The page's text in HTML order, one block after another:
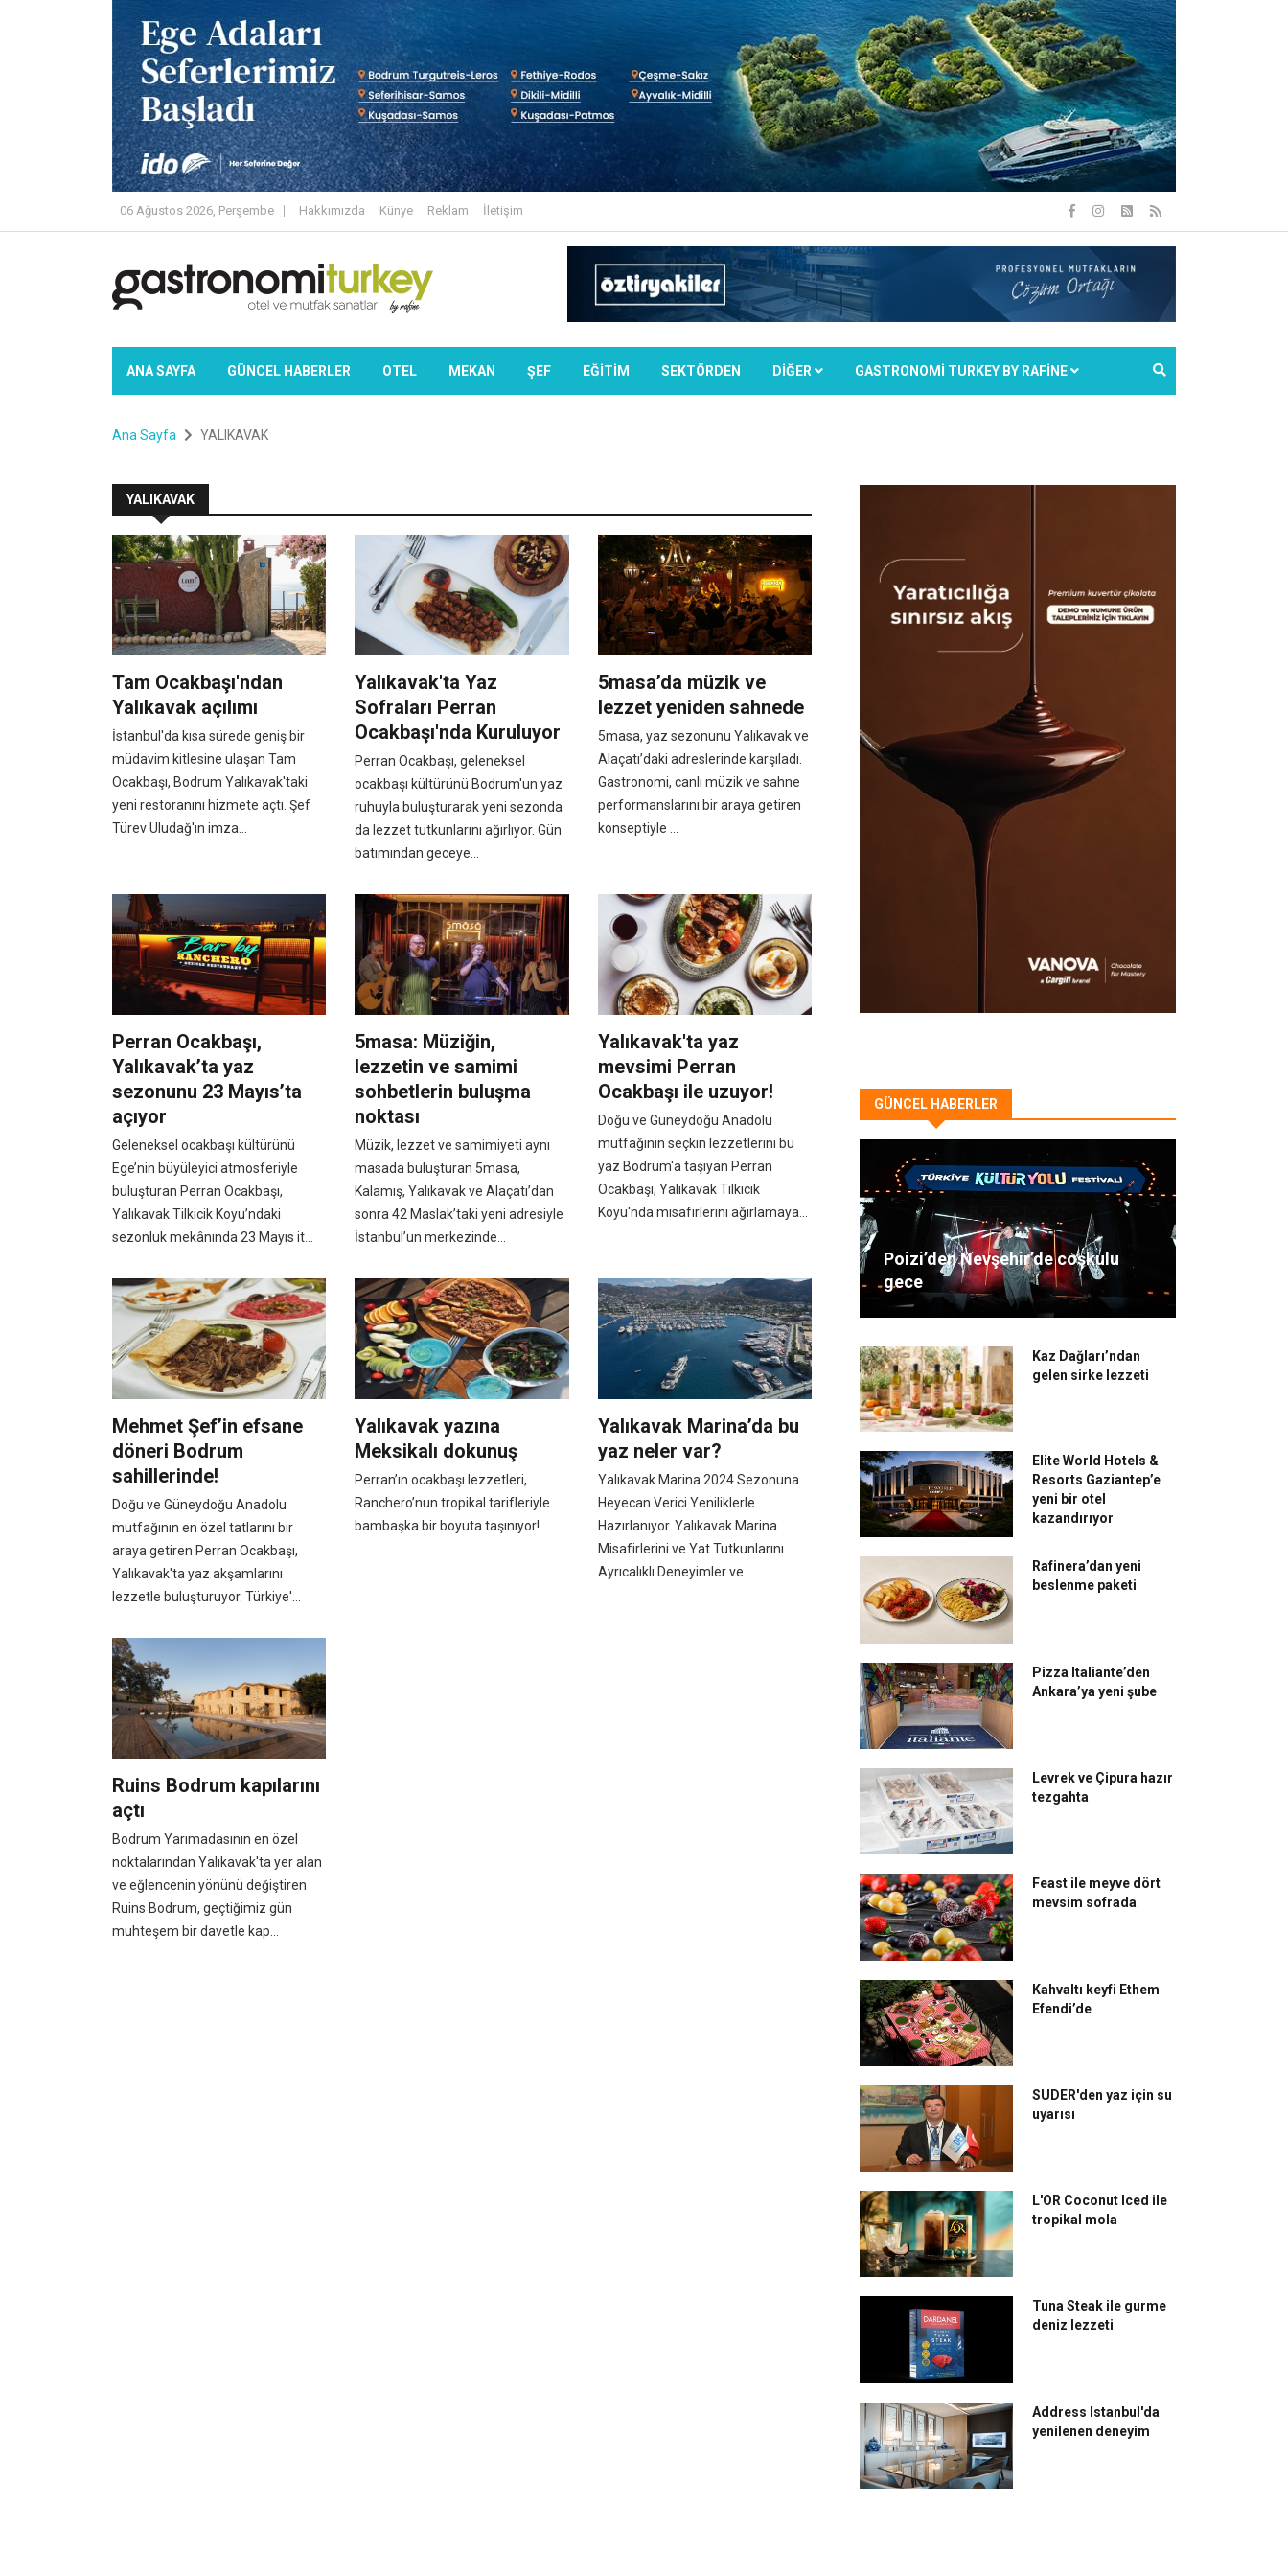
06 Ağustos 2026, Perşembe Hakkımızda Künye Reklam İletişim
ANA SAYFA GÜNCEL HABERLER OTEL MEKAN ŞEF EĞİTİM SEKTÖRDEN DIĞER GASTRONOMİ TURKEY BY RAFİNE
Ana Sayfa YALIKAVAK
YALIKAVAK
Tam Ocakbaşı'ndan
Yalıkavak açılımı
İstanbul'da kısa sürede geniş bir
müdavim kitlesine ulaşan Tam
Ocakbaşı, Bodrum Yalıkavak'taki
yeni restoranını hizmete açtı. Şef
Türev Uludağ'ın imza...
Yalıkavak'ta Yaz
Sofraları Perran
Ocakbaşı'nda Kuruluyor
Perran Ocakbaşı, geleneksel
ocakbaşı kültürünü Bodrum'un yaz
ruhuyla buluşturarak yeni sezonda
da lezzet tutkunlarını ağırlıyor. Gün
batımından geceye...
5masa’da müzik ve
lezzet yeniden sahnede
5masa, yaz sezonunu Yalıkavak ve
Alaçatı’daki adreslerinde karşıladı.
Gastronomi, canlı müzik ve sahne
performanslarını bir araya getiren
konseptiyle ...
Perran Ocakbaşı,
Yalıkavak’ta yaz
sezonunu 23 Mayıs’ta
açıyor
Geleneksel ocakbaşı kültürünü
Ege’nin büyüleyici atmosferiyle
buluşturan Perran Ocakbaşı,
Yalıkavak Tilkicik Koyu’ndaki
sezonluk mekânında 23 Mayıs it...
5masa: Müziğin,
lezzetin ve samimi
sohbetlerin buluşma
noktası
Müzik, lezzet ve samimiyeti aynı
masada buluşturan 5masa,
Kalamış, Yalıkavak ve Alaçatı’dan
sonra 42 Maslak’taki yeni adresiyle
İstanbul’un merkezinde...
Yalıkavak'ta yaz
mevsimi Perran
Ocakbaşı ile uzuyor!
Doğu ve Güneydoğu Anadolu
mutfağının seçkin lezzetlerini bu
yaz Bodrum'a taşıyan Perran
Ocakbaşı, Yalıkavak Tilkicik
Koyu'nda misafirlerini ağırlamaya...
Mehmet Şef’in efsane
döneri Bodrum
sahillerinde!
Doğu ve Güneydoğu Anadolu
mutfağının en özel tatlarını bir
araya getiren Perran Ocakbaşı,
Yalıkavak'ta yaz akşamlarını
lezzetle buluşturuyor. Türkiye'...
Yalıkavak yazına
Meksikalı dokunuş
Perran’ın ocakbaşı lezzetleri,
Ranchero’nun tropikal tarifleriyle
bambaşka bir boyuta taşınıyor!
Yalıkavak Marina’da bu
yaz neler var?
Yalıkavak Marina 2024 Sezonuna
Heyecan Verici Yeniliklerle
Hazırlanıyor. Yalıkavak Marina
Misafirlerini ve Yat Tutkunlarını
Ayrıcalıklı Deneyimler ve ...
Ruins Bodrum kapılarını
açtı
Bodrum Yarımadasının en özel
noktalarından Yalıkavak'ta yer alan
ve eğlencenin yönünü değiştiren
Ruins Bodrum, geçtiğimiz gün
muhteşem bir davetle kap...
GÜNCEL HABERLER
Poizi’den Nevşehir’de coşkulu
gece
Kaz Dağları’ndan
gelen sirke lezzeti
Elite World Hotels &
Resorts Gaziantep’e
yeni bir otel
kazandırıyor
Rafinera’dan yeni
beslenme paketi
Pizza Italiante’den
Ankara’ya yeni şube
Levrek ve Çipura hazır
tezgahta
Feast ile meyve dört
mevsim sofrada
Kahvaltı keyfi Ethem
Efendi’de
SUDER'den yaz için su
uyarısı
L'OR Coconut Iced ile
tropikal mola
Tuna Steak ile gurme
deniz lezzeti
Address Istanbul'da
yenilenen deneyim